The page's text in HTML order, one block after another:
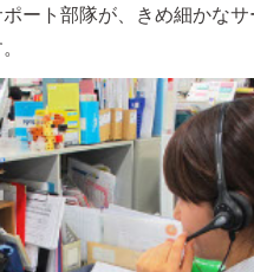
ート部隊が、きめ細かな